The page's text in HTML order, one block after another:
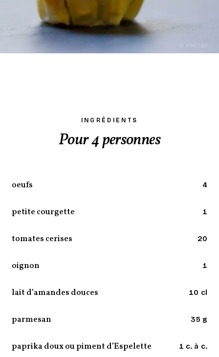
INGRÉDIENTS
Pour 4 personnes
oeufs 4
petite courgette 1
tomates cerises 20
oignon 1
lait d’amandes douces 10 cl
parmesan 35 g
paprika doux ou piment d’Espelette 1 c. à c.